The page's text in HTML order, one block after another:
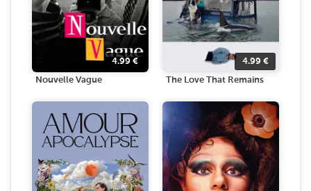
4.99 €
Nouvelle Vague
4.99 €
The Love That Remains